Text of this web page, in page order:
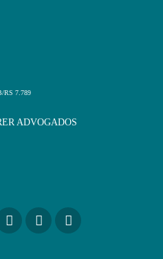
RS 7.789
ADVOGADOS